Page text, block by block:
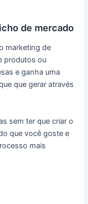
de mercado
marketing de
produtos ou
e ganha uma
que gerar através
sem ter que criar o
que você goste e
mais